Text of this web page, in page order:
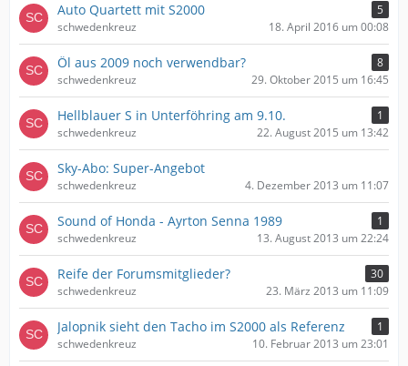
Auto Quartett mit S2000
5
schwedenkreuz
18. April 2016 um 00:08
Öl aus 2009 noch verwendbar?
8
schwedenkreuz
29. Oktober 2015 um 16:45
Hellblauer S in Unterföhring am 9.10.
1
schwedenkreuz
22. August 2015 um 13:42
Sky-Abo: Super-Angebot
schwedenkreuz 4. Dezember 2013 um 11:07
Sound of Honda - Ayrton Senna 1989
1
schwedenkreuz
13. August 2013 um 22:24
Reife der Forumsmitglieder?
30
schwedenkreuz
23. März 2013 um 11:09
Jalopnik sieht den Tacho im S2000 als Referenz
1
schwedenkreuz
10. Februar 2013 um 23:01